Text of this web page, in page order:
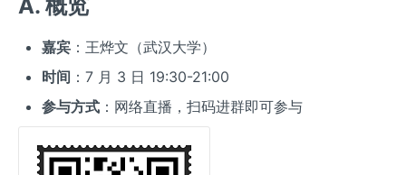
A. 概览
嘉宾：王烨文（武汉大学）
时间 ：7 月 3 日 19:30-21:00
参与方式：网络直播，扫码进群即可参与